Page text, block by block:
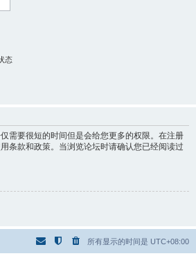
态
需要很短的时间但是会给您更多的权限。在注册
条款和政策。当浏览论坛时请确认您已经阅读过
所有显示的时间是 UTC+08:00